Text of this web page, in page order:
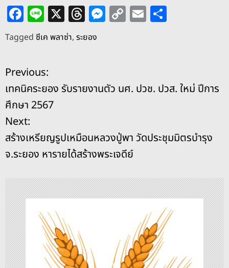
F
a
c
e
b
o
o
k
Li
n
e
X T
h
re
d
s
M
e
n
g
C
o
Li
n
E
m
Tagged ซีเค พลาซ่า, ระยอง
แ
น
ะ
แ
น
ว
เ
รื่
Previous:
เทคนิคระยอง รับรายงานตัว นศ. ปวช. ปวส. ใหม่ ปีการ
ศึกษา 2567
Next:
สร้างเหรียญรูปเหมือนหลวงปู่พา วัดประชุมมิตรบำรุง
จ.ระยอง หารายได้สร้างพระเจดีย์